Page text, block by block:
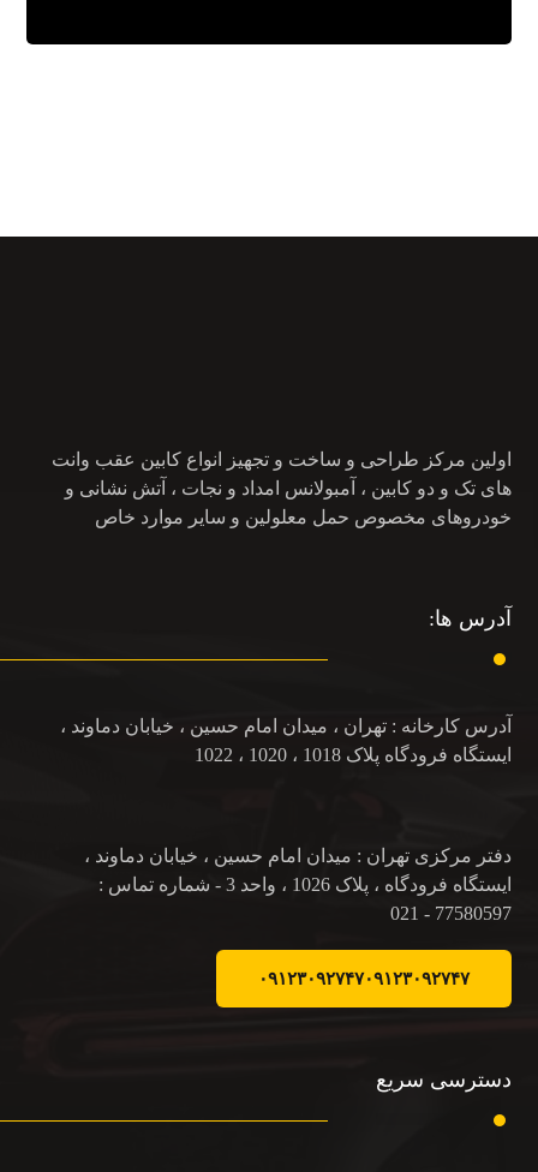
اولین مرکز طراحی و ساخت و تجهیز انواع کابین عقب وانت
های تک و دو کابین ، آمبولانس امداد و نجات ، آتش نشانی و
خودروهای مخصوص حمل معلولین و سایر موارد خاص
آدرس ها:
آدرس کارخانه : تهران ، میدان امام حسین ، خیابان دماوند ،
ایستگاه فرودگاه پلاک 1018 ، 1020 ، 1022
دفتر مرکزی تهران : میدان امام حسین ، خیابان دماوند ،
ایستگاه فرودگاه ، پلاک 1026 ، واحد 3 - شماره تماس :
77580597 - 021
۰۹۱۲۳۰۹۲۷۴۷۰۹۱۲۳۰۹۲۷۴۷
دسترسی سریع